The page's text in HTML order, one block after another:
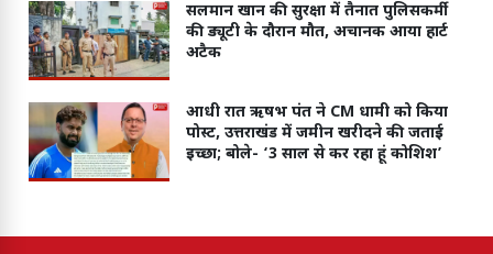
सलमान खान की सुरक्षा में तैनात पुलिसकर्मी
की ड्यूटी के दौरान मौत, अचानक आया हार्ट
अटैक
आधी रात ऋषभ पंत ने CM धामी को किया
पोस्ट, उत्तराखंड में जमीन खरीदने की जताई
इच्छा; बोले- ‘3 साल से कर रहा हूं कोशिश’